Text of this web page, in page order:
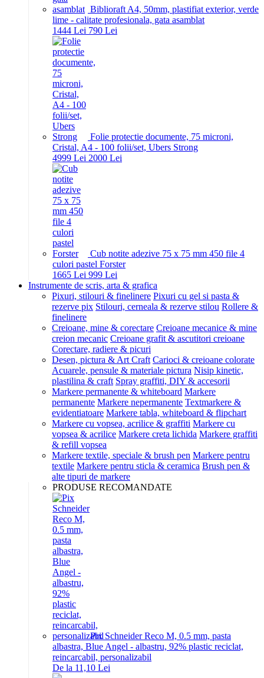
Biblioraft A4, 50mm, plastifiat exterior, verde
lime - calitate profesionala, gata asamblat
1444 Lei 790 Lei
Folie protectie documente, 75 microni,
Cristal, A4 - 100 folii/set, Ubers Strong
4999 Lei 2000 Lei
Cub notite adezive 75 x 75 mm 450 file 4
culori pastel Forster
1665 Lei 999 Lei
Instrumente de scris, arta & grafica
Pixuri, stilouri & finelinere Pixuri cu gel si pasta &
rezerve pix Stilouri, cerneala & rezerve stilou Rollere &
finelinere
Creioane, mine & corectare Creioane mecanice & mine
creion mecanic Creioane grafit & ascutitori creioane
Corectare, radiere & picuri
Desen, pictura & Art Craft Carioci & creioane colorate
Acuarele, pensule & materiale pictura Nisip kinetic,
plastilina & craft Spray graffiti, DIY & accesorii
Markere permanente & whiteboard Markere
permanente Markere nepermanente Textmarkere &
evidentiatoare Markere tabla, whiteboard & flipchart
Markere cu vopsea, acrilice & graffiti Markere cu
vopsea & acrilice Markere creta lichida Markere graffiti
& refill vopsea
Markere textile, speciale & brush pen Markere pentru
textile Markere pentru sticla & ceramica Brush pen &
alte tipuri de markere
PRODUSE RECOMANDATE
Pix Schneider Reco M, 0.5 mm, pasta
albastra, Blue Angel - albastru, 92% plastic reciclat,
reincarcabil, personalizabil
De la 11,10 Lei